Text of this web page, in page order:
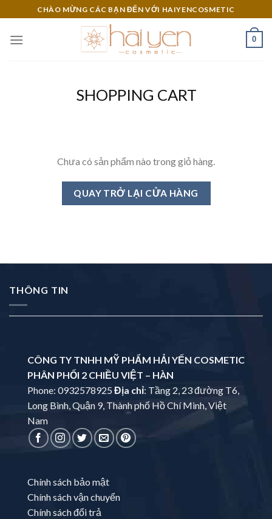
content
CHÀO MỪNG CÁC BẠN ĐẾN VỚI HAIYENCOSMETIC
0
SHOPPING CART
Chưa có sản phẩm nào trong giỏ hàng.
QUAY TRỞ LẠI CỬA HÀNG
THÔNG TIN
CÔNG TY TNHH MỸ PHẨM HẢI YẾN COSMETIC
PHÂN PHỐI 2 CHIỀU VIỆT – HÀN
Phone: 0932578925Địa chỉ: Tầng 2, 23 đường T6,
Long Bình, Quận 9, Thành phố Hồ Chí Minh, Việt
Nam
Chính sách bảo mật
Chính sách vận chuyển
Chính sách đổi trả